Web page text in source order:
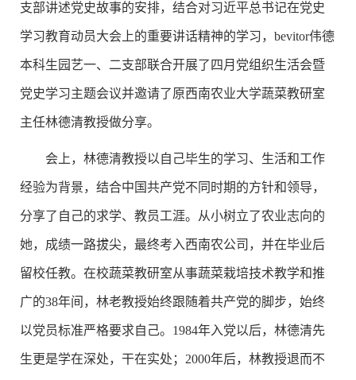
支部讲述党史故事的安排，结合对习近平总书记在党史
学习教育动员大会上的重要讲话精神的学习，bevitor伟德
本科生园艺一、二支部联合开展了四月党组织生活会暨
党史学习主题会议并邀请了原西南农业大学蔬菜教研室
主任林德清教授做分享。
会上，林德清教授以自己毕生的学习、生活和工作
经验为背景，结合中国共产党不同时期的方针和领导，
分享了自己的求学、教员工涯。从小树立了农业志向的
她，成绩一路拔尖，最终考入西南农公司，并在毕业后
留校任教。在校蔬菜教研室从事蔬菜栽培技术教学和推
广的38年间，林老教授始终跟随着共产党的脚步，始终
以党员标准严格要求自己。1984年入党以后，林德清先
生更是学在深处，干在实处；2000年后，林教授退而不